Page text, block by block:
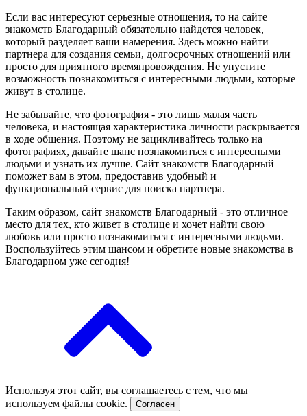
Если вас интересуют серьезные отношения, то на сайте
знакомств Благодарный обязательно найдется человек,
который разделяет ваши намерения. Здесь можно найти
партнера для создания семьи, долгосрочных отношений или
просто для приятного времяпровождения. Не упустите
возможность познакомиться с интересными людьми, которые
живут в столице.
Не забывайте, что фотография - это лишь малая часть
человека, и настоящая характеристика личности раскрывается
в ходе общения. Поэтому не зацикливайтесь только на
фотографиях, давайте шанс познакомиться с интересными
людьми и узнать их лучше. Сайт знакомств Благодарный
поможет вам в этом, предоставив удобный и
функциональный сервис для поиска партнера.
Таким образом, сайт знакомств Благодарный - это отличное
место для тех, кто живет в столице и хочет найти свою
любовь или просто познакомиться с интересными людьми.
Воспользуйтесь этим шансом и обретите новые знакомства в
Благодарном уже сегодня!
Используя этот сайт, вы соглашаетесь с тем, что мы
используем файлы cookie.
Согласен